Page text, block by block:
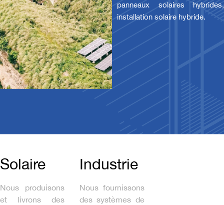
panneaux solaires hybrides,
installation solaire hybride.
Solaire
Nous produisons
et livrons des
Industrie
Nous fournissons
des systèmes de